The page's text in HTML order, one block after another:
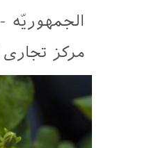
الجمهوريّه
مركز تجاری